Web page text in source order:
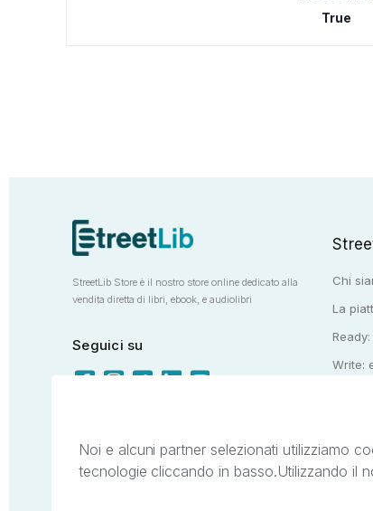
True
StreetLib Store è il nostro store online dedicato alla
vendita diretta di libri, ebook, e audiolibri
Seguici su
Chi
La
Write:
Il presente sito web è di proprietà
Noi e alcuni partner selezionati utilizziamo
tecnologie cliccando in basso.Utilizzando il